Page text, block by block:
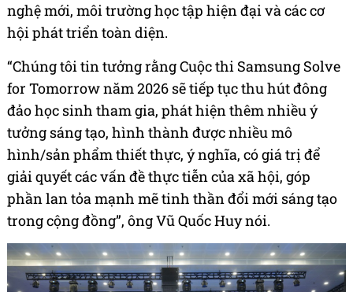
nghệ mới, môi trường học tập hiện đại và các cơ
hội phát triển toàn diện.
“Chúng tôi tin tưởng rằng Cuộc thi Samsung Solve
for Tomorrow năm 2026 sẽ tiếp tục thu hút đông
đảo học sinh tham gia, phát hiện thêm nhiều ý
tưởng sáng tạo, hình thành được nhiều mô
hình/sản phẩm thiết thực, ý nghĩa, có giá trị để
giải quyết các vấn đề thực tiễn của xã hội, góp
phần lan tỏa mạnh mẽ tinh thần đổi mới sáng tạo
trong cộng đồng”, ông Vũ Quốc Huy nói.